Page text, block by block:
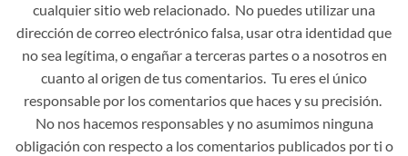
cualquier sitio web relacionado. No puedes utilizar una
dirección de correo electrónico falsa, usar otra identidad que
no sea legítima, o engañar a terceras partes o a nosotros en
cuanto al origen de tus comentarios. Tu eres el único
responsable por los comentarios que haces y su precisión.
No nos hacemos responsables y no asumimos ninguna
obligación con respecto a los comentarios publicados por ti o